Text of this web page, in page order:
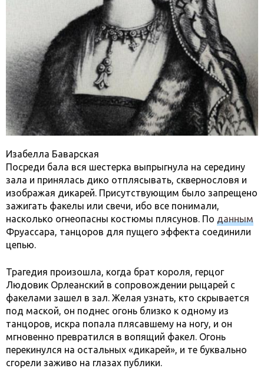
Изабелла Баварская
Посреди бала вся шестерка выпрыгнула на середину
зала и принялась дико отплясывать, сквернословя и
изображая дикарей. Присутствующим было запрещено
зажигать факелы или свечи, ибо все понимали,
насколько огнеопасны костюмы плясунов. По данным
Фруассара, танцоров для пущего эффекта соединили
цепью.
Трагедия произошла, когда брат короля, герцог
Людовик Орлеанский в сопровождении рыцарей с
факелами зашел в зал. Желая узнать, кто скрывается
под маской, он поднес огонь близко к одному из
танцоров, искра попала плясавшему на ногу, и он
мгновенно превратился в вопящий факел. Огонь
перекинулся на остальных «дикарей», и те буквально
сгорели заживо на глазах публики.